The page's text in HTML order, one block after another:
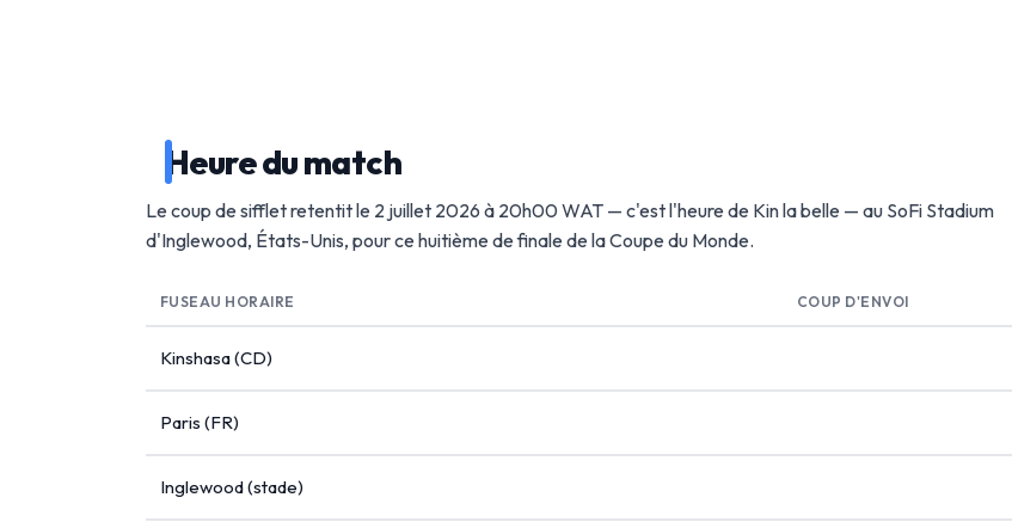
Heure du match
Le coup de sifflet retentit le 2 juillet 2026 à 20h00 WAT — c'est l'heure de Kin la belle — au SoFi Stadium
d'Inglewood, États-Unis, pour ce huitième de finale de la Coupe du Monde.
FUSEAU HORAIRE COUP D'ENVOI
Kinshasa (CD)
Paris (FR)
Inglewood (stade)